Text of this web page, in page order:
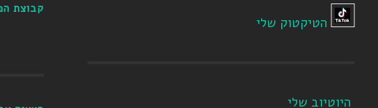
הטיקטוק שלי
היוטיוב שלי
קבוצת